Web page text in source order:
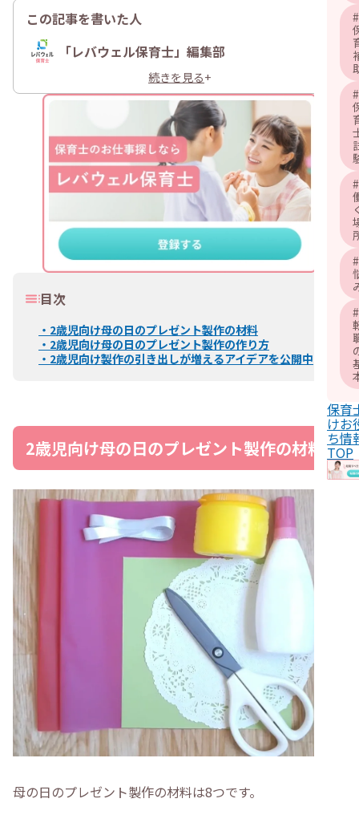
#
#
#
#
#
保育
けお
ち情
TOP
この記事を書いた人
「レバウェル保育士」編集部
続きを見る+
目次
・ 2歳児向け母の日のプレゼント製作の材料
・ 2歳児向け母の日のプレゼント製作の作り方
・ 2歳児向け製作の引き出しが増えるアイデアを公開中
2歳児向け母の日のプレゼント製作の材料
母の日のプレゼント製作の材料は8つです。